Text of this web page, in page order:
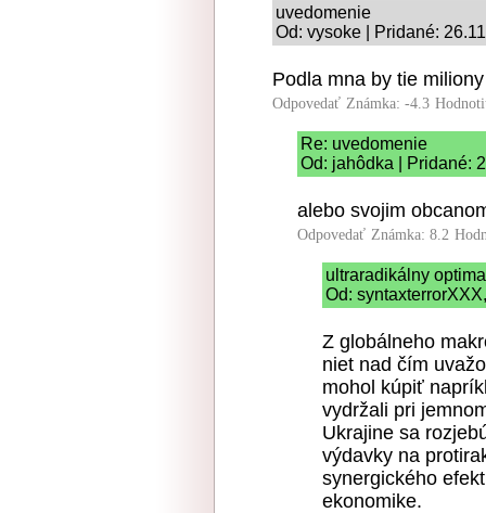
uvedomenie
Od: vysoke | Pridané:
Podla mna by tie
Odpovedať Známka: -4.3
Re: uvedomenie
Od: jahôdka | Pridané:
alebo svojim
Odpovedať Známka: 8.2
ultraradikálny
Od:
Z globálneho
niet nad čím
mohol kúpiť
vydržali pri
Ukrajine sa
výdavky na
synergického
ekonomike.